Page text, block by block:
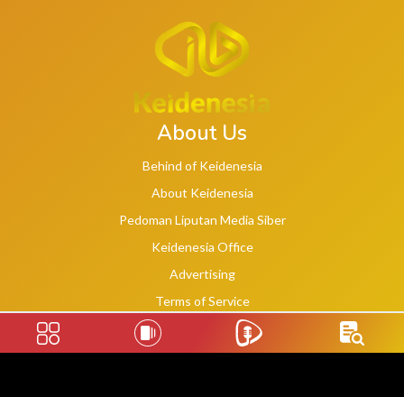
About Us
Behind of Keidenesia
About Keidenesia
Pedoman Liputan Media Siber
Keidenesia Office
Advertising
Terms of Service
Privacy Policy
Social Links